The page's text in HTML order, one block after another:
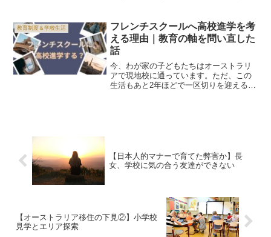
いう形で滞在する家庭も増えています。
しかし、実際に暮らして...
教育制度＆学校生活
フレンチスクールへ高校進学を考
える理由｜教育の軸を問い直した
話
今、わが家の子どもたちはオーストラリ
アで現地校に通っています。ただ、この
生活もあと2年ほどで一区切りを迎える予
【日本人的マナーで育てた弊害か】長
女、学校に気の合う友達ができない
【オーストラリア移住の下見②】小学校
見学とエリア探索